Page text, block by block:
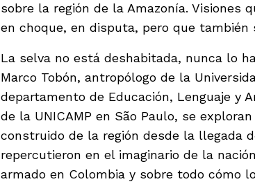
sobre la región de la Amazonía. Visiones
en choque, en disputa, pero que también
La selva no está deshabitada, nunca lo
Marco Tobón, antropólogo de la
departamento de Educación, Lenguaje y
de la UNICAMP en São Paulo, se
construido de la región desde la llegada
repercutieron en el imaginario de la
armado en Colombia y sobre todo cómo